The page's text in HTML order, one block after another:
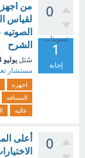
0
تصويتات
1
إجابة
من
لقياس
الشرح
سُئل يوليو 18
مستشار
اجهزه
المسافه
عاليه
0
أعلى